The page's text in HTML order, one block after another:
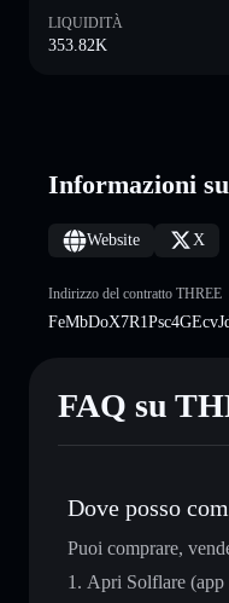
LIQUIDITÀ
353.82K
Informazioni
Website X
Indirizzo del contratto THREE
FAQ su
Dove posso
Puoi comprare,
Apri Solflare (app